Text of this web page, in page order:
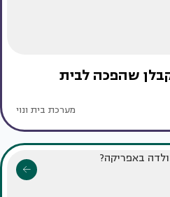
שהפכה לבית
מערכת בית ונוי